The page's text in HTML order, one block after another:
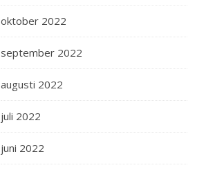
oktober 2022
september 2022
augusti 2022
juli 2022
juni 2022